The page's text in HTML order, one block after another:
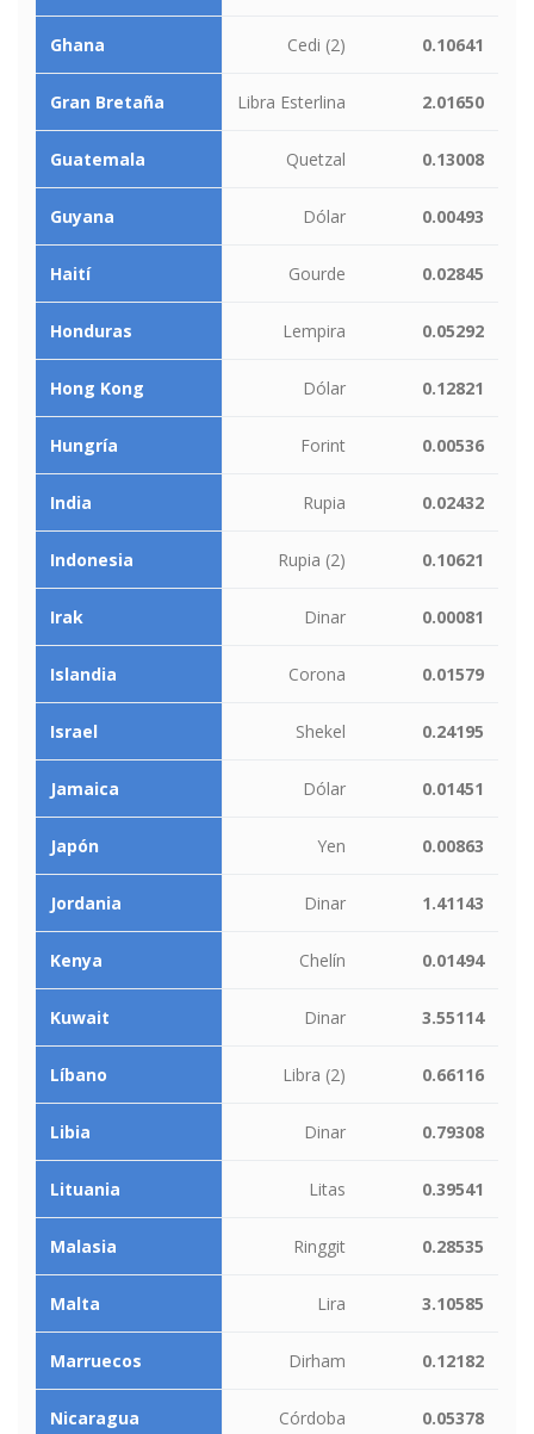
Ghana Cedi (2) 0.10641
Gran Bretaña Libra Esterlina 2.01650
Guatemala Quetzal 0.13008
Guyana Dólar 0.00493
Haití Gourde 0.02845
Honduras Lempira 0.05292
Hong Kong Dólar 0.12821
Hungría Forint 0.00536
India Rupia 0.02432
Indonesia Rupia (2) 0.10621
Irak Dinar 0.00081
Islandia Corona 0.01579
Israel Shekel 0.24195
Jamaica Dólar 0.01451
Japón Yen 0.00863
Jordania Dinar 1.41143
Kenya Chelín 0.01494
Kuwait Dinar 3.55114
Líbano Libra (2) 0.66116
Libia Dinar 0.79308
Lituania Litas 0.39541
Malasia Ringgit 0.28535
Malta Lira 3.10585
Marruecos Dirham 0.12182
Nicaragua Córdoba 0.05378